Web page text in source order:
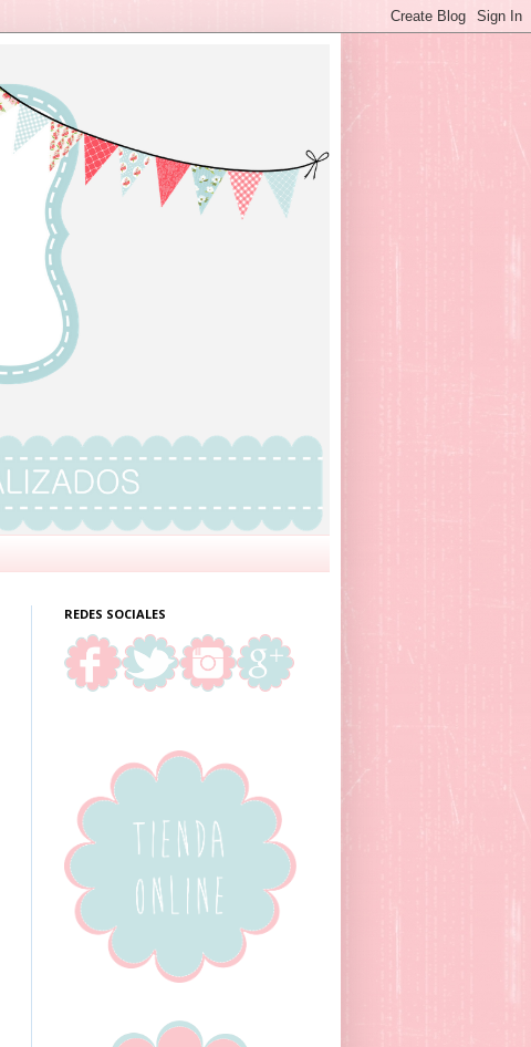
REDES SOCIALES